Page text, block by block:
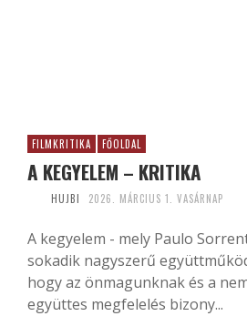
FILMKRITIKA FŐOLDAL
A KEGYELEM – KRITIKA
HUJBI 2026. MÁRCIUS 1. VASÁRNAP
A kegyelem - mely Paulo
sokadik nagyszerű
hogy az önmagunknak és a
együttes megfelelés bizony...